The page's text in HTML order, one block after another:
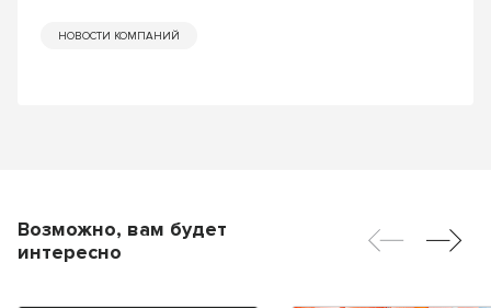
НОВОСТИ КОМПАНИЙ
Возможно, вам будет
интересно